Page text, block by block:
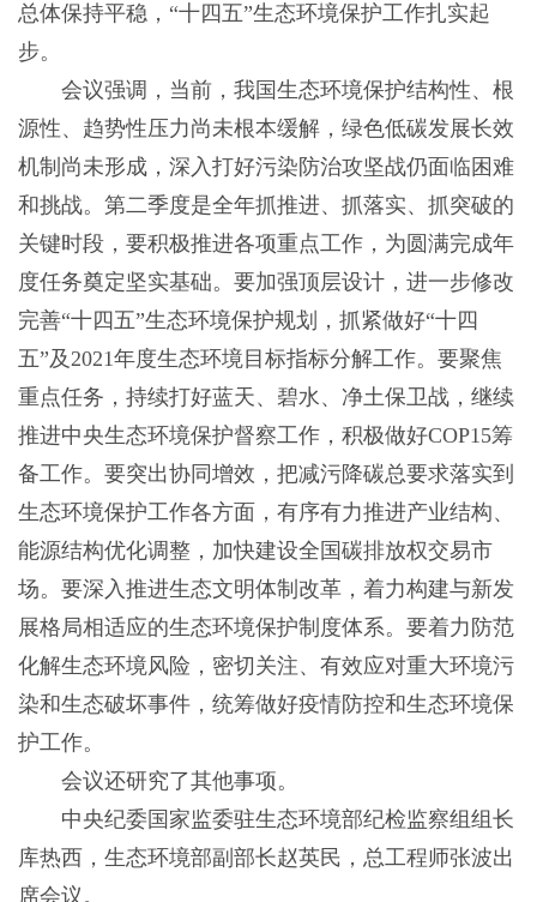
总体保持平稳，“十四五”生态环境保护工作扎实起
步。
会议强调，当前，我国生态环境保护结构性、根
源性、趋势性压力尚未根本缓解，绿色低碳发展长效
机制尚未形成，深入打好污染防治攻坚战仍面临困难
和挑战。第二季度是全年抓推进、抓落实、抓突破的
关键时段，要积极推进各项重点工作，为圆满完成年
度任务奠定坚实基础。要加强顶层设计，进一步修改
完善“十四五”生态环境保护规划，抓紧做好“十四
五”及2021年度生态环境目标指标分解工作。要聚焦
重点任务，持续打好蓝天、碧水、净土保卫战，继续
推进中央生态环境保护督察工作，积极做好COP15筹
备工作。要突出协同增效，把减污降碳总要求落实到
生态环境保护工作各方面，有序有力推进产业结构、
能源结构优化调整，加快建设全国碳排放权交易市
场。要深入推进生态文明体制改革，着力构建与新发
展格局相适应的生态环境保护制度体系。要着力防范
化解生态环境风险，密切关注、有效应对重大环境污
染和生态破坏事件，统筹做好疫情防控和生态环境保
护工作。
会议还研究了其他事项。
中央纪委国家监委驻生态环境部纪检监察组组长
库热西，生态环境部副部长赵英民，总工程师张波出
席会议。